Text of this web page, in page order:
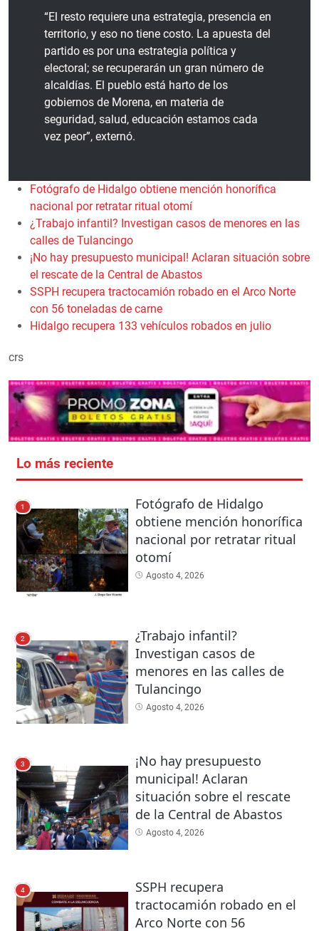
“El resto requiere una estrategia, presencia en
territorio, y eso no tiene costo. La apuesta del
partido es por una estrategia política y
electoral; se recuperarán un gran número de
alcaldías. El pueblo está harto de los
gobiernos de Morena, en materia de
seguridad, salud, educación estamos cada
vez peor”, externó.
Fotógrafo de Hidalgo obtiene mención honorífica
nacional por retratar ritual otomí
¿Trabajo infantil? Investigan casos de menores en las
calles de Tulancingo
¡No hay presupuesto municipal! Aclaran situación sobre
el rescate de la Central de Abastos
SSPH recupera tractocamión robado en el Arco Norte
con 56 toneladas de carne
Hidalgo recupera 133 vehículos robados en julio
crs
Lo más reciente
1
Fotógrafo de Hidalgo
obtiene mención honorífica
nacional por retratar ritual
otomí
Agosto 4, 2026
2
¿Trabajo infantil?
Investigan casos de
menores en las calles de
Tulancingo
Agosto 4, 2026
3
¡No hay presupuesto
municipal! Aclaran
situación sobre el rescate
de la Central de Abastos
Agosto 4, 2026
4
SSPH recupera
tractocamión robado en el
Arco Norte con 56